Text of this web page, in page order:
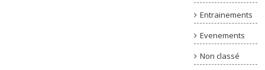
Entrainements
Evenements
Non classé